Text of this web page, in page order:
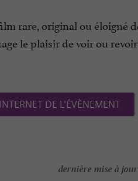
rare, original ou éloigné
le plaisir de voir ou
DE L'ÉVÈNEMENT
dernière mise à